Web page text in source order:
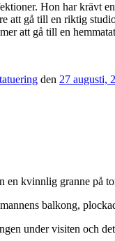
Hon har krävt
att gå till en riktig
att gå till en
den 27 augusti,
en kvinnlig granne på
balkong,
under visiten och